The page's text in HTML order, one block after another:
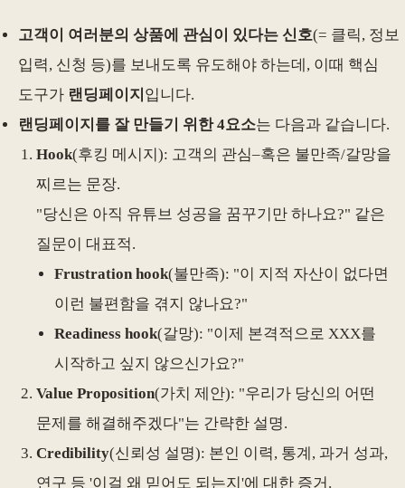
고객이 여러분의 상품에 관심이 있다는 신호(= 클릭, 정보
입력, 신청 등)를 보내도록 유도해야 하는데, 이때 핵심
도구가 랜딩페이지 입니다.
랜딩페이지를 잘 만들기 위한 4요소는 다음과 같습니다.
Hook(후킹 메시지): 고객의 관심–혹은 불만족/갈망을
찌르는 문장.
"당신은 아직 유튜브 성공을 꿈꾸기만 하나요?" 같은
질문이 대표적.
Frustration hook(불만족): "이 지적 자산이 없다면
이런 불편함을 겪지 않나요?"
Readiness hook(갈망): "이제 본격적으로 XXX를
시작하고 싶지 않으신가요?"
Value Proposition(가치 제안): "우리가 당신의 어떤
문제를 해결해주겠다"는 간략한 설명.
Credibility(신뢰성 설명): 본인 이력, 통계, 과거 성과,
연구 등 '이걸 왜 믿어도 되는지'에 대한 증거.